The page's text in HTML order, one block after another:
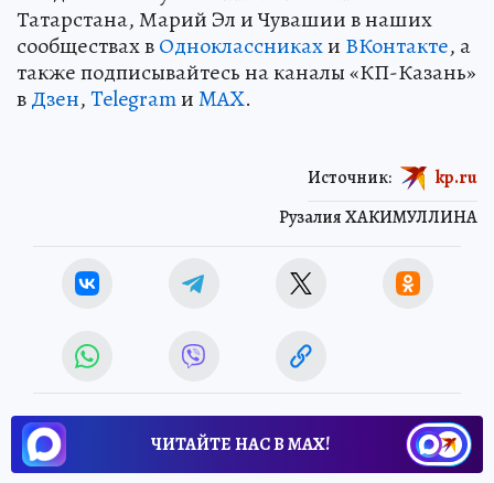
Татарстана, Марий Эл и Чувашии в наших
сообществах вОдноклассникахи ВКонтакте, а
также подписывайтесь на каналы «КП-Казань»
вДзен,TelegramиMAX.
Рузалия ХАКИМУЛЛИНА
Источник: kp.ru
ЧИТАЙТЕ НАС В МАХ!